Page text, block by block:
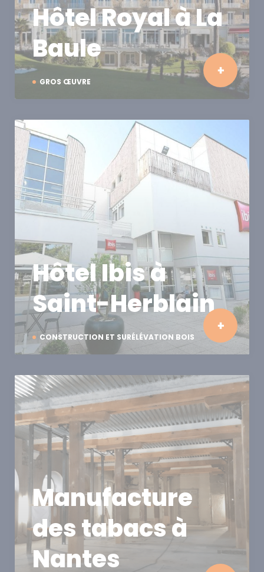
GROS ŒUVRE
Hôtel Royal à La
Baule
CONSTRUCTION ET SURÉLÉVATION BOIS
Hôtel Ibis à
Saint-Herblain
Manufacture
des tabacs à
Nantes